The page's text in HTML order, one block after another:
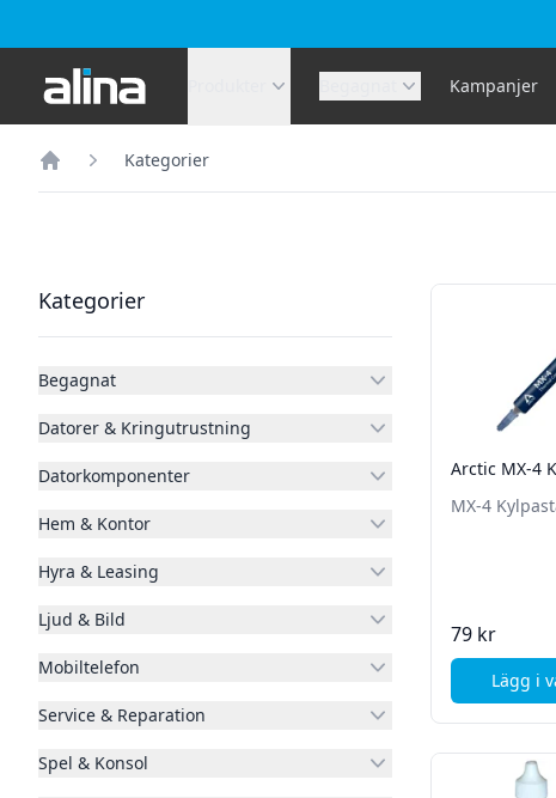
Alina.se Kampanjer
Hem
Kategorier
Filter
Kategorier
Begagnat
Datorer & Kringutrustning
Datorkomponenter
Hem & Kontor
Hyra & Leasing
Ljud & Bild
Mobiltelefon
Service & Reparation
Spel & Konsol
Produkter
Arctic MX-4
MX-4
79 kr
Lägg i